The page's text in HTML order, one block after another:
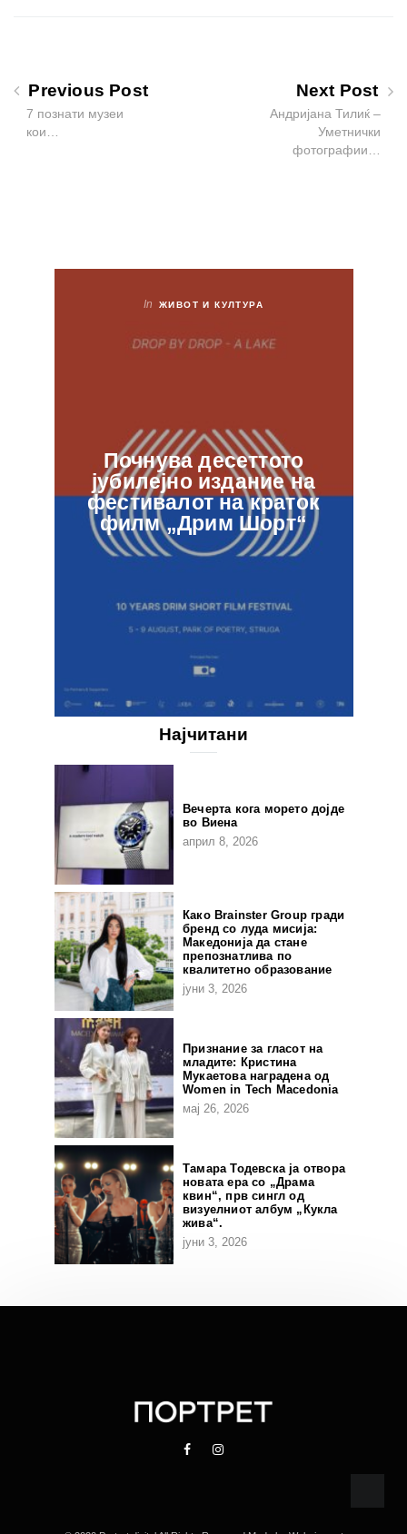
Previous Post
7 познати музеи
кои…
Next Post
Андријана Тилиќ –
Уметнички
фотографии…
In ЖИВОТ И КУЛТУРА
Почнува десеттото
јубилејно издание на
фестивалот на краток
филм „Дрим Шорт“
Најчитани
Вечерта кога морето дојде
во Виена
април 8, 2026
Како Brainster Group гради
бренд со луда мисија:
Македонија да стане
препознатлива по
квалитетно образование
јуни 3, 2026
Признание за гласот на
младите: Кристина
Мукаетова наградена од
Women in Tech Macedonia
мај 26, 2026
Тамара Тодевска ја отвора
новата ера со „Драма
квин“, прв сингл од
визуелниот албум „Кукла
жива“.
јуни 3, 2026